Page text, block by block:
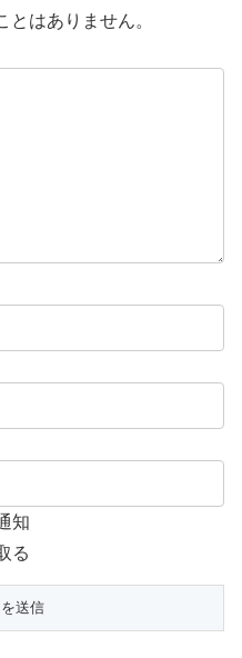
とはありません。
知
る